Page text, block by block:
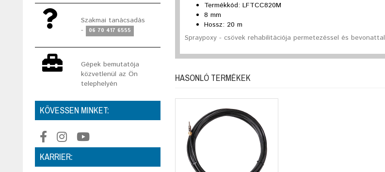
Szakmai tanácsadás
-
06 70 417 6555
Gépek bemutatója
közvetlenül az Ön
telephelyén
KÖVESSEN MINKET:
KARRIER:
Termékkód: LFTCC820M
8 mm
Hossz: 20 m
Spraypoxy - csövek rehabilitációja permetezéssel és bevonattal
HASONLÓ TERMÉKEK